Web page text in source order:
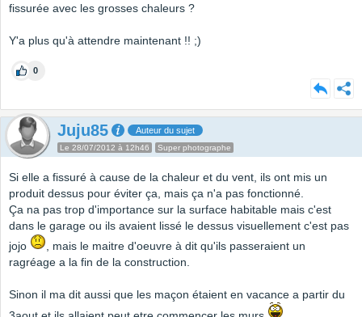
fissurée avec les grosses chaleurs ?
Y'a plus qu'à attendre maintenant !! ;)
0
Juju85 Auteur du sujet
Le 28/07/2012 à 12h46 Super photographe
Si elle a fissuré à cause de la chaleur et du vent, ils ont mis un
produit dessus pour éviter ça, mais ça n'a pas fonctionné.
Ça na pas trop d'importance sur la surface habitable mais c'est
dans le garage ou ils avaient lissé le dessus visuellement c'est pas
jojo
, mais le maitre d'oeuvre à dit qu'ils passeraient un
ragréage a la fin de la construction.
Sinon il ma dit aussi que les maçon étaient en vacance a partir du